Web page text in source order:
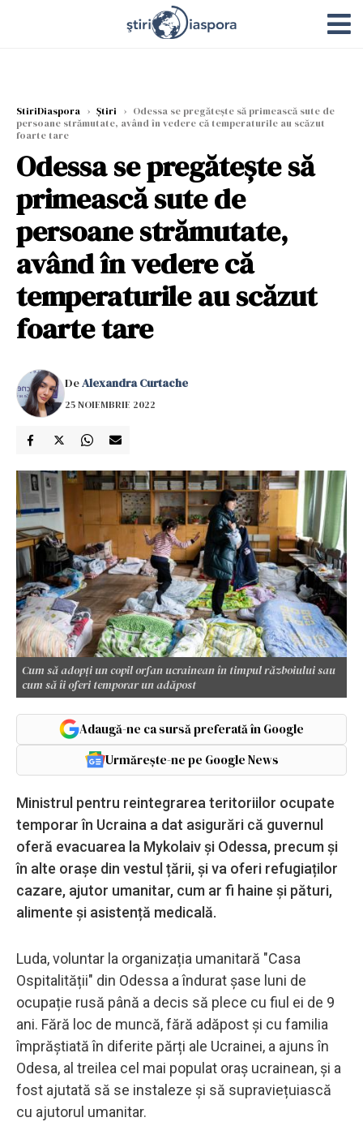
StiriDiaspora › Știri › Odessa se pregătește să primească sute de
persoane strămutate, având în vedere că temperaturile au scăzut
foarte tare
Odessa se pregătește să
primească sute de
persoane strămutate,
având în vedere că
temperaturile au scăzut
foarte tare
DeAlexandra Curtache
25 NOIEMBRIE 2022
Cum să adopți un copil orfan ucrainean în timpul războiului sau
cum să îi oferi temporar un adăpost
Adaugă-ne ca sursă preferată în Google
Urmărește-ne pe Google News
Ministrul pentru reintegrarea teritoriilor ocupate
temporar în Ucraina a dat asigurări că guvernul
oferă evacuarea la Mykolaiv și Odessa, precum și
în alte orașe din vestul țării, și va oferi refugiaților
cazare, ajutor umanitar, cum ar fi haine și pături,
alimente și asistență medicală.
Luda, voluntar la organizația umanitară "Casa
Ospitalității" din Odessa a îndurat șase luni de
ocupație rusă până a decis să plece cu fiul ei de 9
ani. Fără loc de muncă, fără adăpost și cu familia
împrăștiată în diferite părți ale Ucrainei, a ajuns în
Odesa, al treilea cel mai populat oraș ucrainean, și a
fost ajutată să se instaleze și să supraviețuiască
cu ajutorul umanitar.